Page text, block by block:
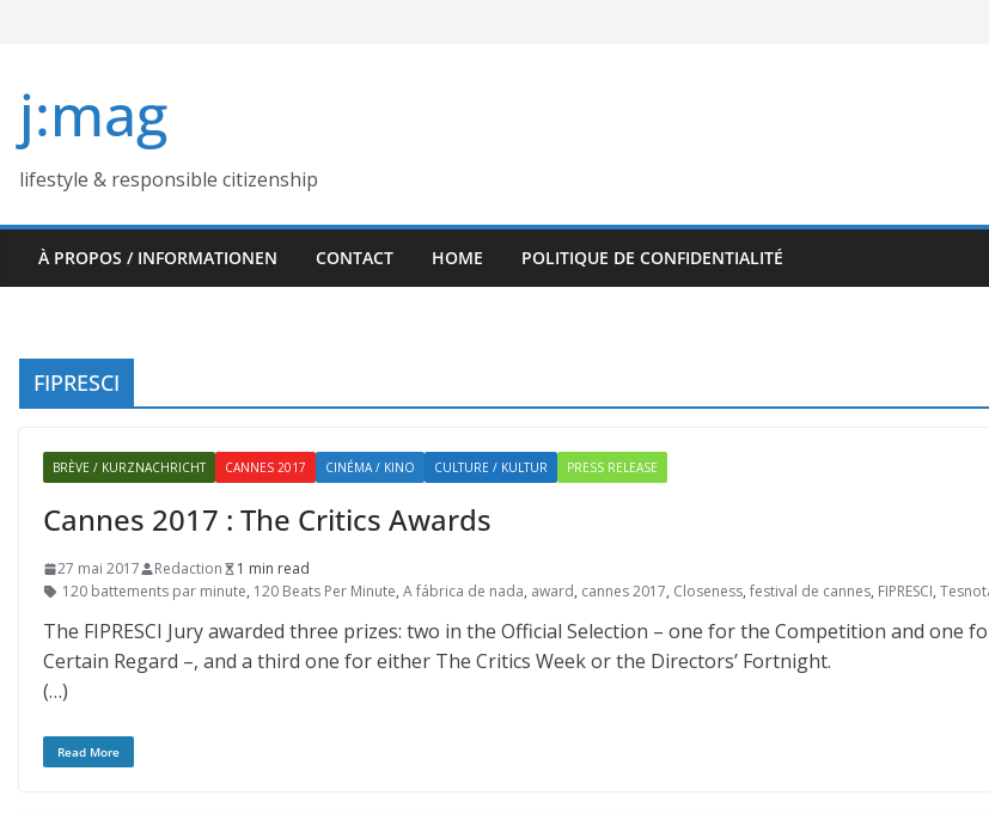
j:mag
lifestyle & responsible citizenship
À PROPOS / INFORMATIONEN CONTACT HOME POLITIQUE DE CONFIDENTIALITÉ
FIPRESCI
BRÈVE / KURZNACHRICHT CANNES 2017 CINÉMA / KINO CULTURE / KULTUR PRESS RELEASE
Cannes 2017 : The Critics Awards
27 mai 2017 Redaction
1 min read
120 battements par minute, 120 Beats Per Minute, A fábrica de nada, award, cannes 2017, Closeness, festival de cannes, FIPRESCI,
The FIPRESCI Jury awarded three prizes: two in the Official Selection – one for the Competition and one
Certain Regard –, and a third one for either The Critics Week or the Directors’ Fortnight.
(…)
Read More